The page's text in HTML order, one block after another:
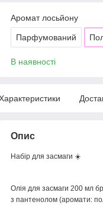
Аромат лосьйону
Парфумований
В наявності
Опис
Набір для засмаги ☀️
Олія для засмаги 200 мл
з пантенолом (аромати: